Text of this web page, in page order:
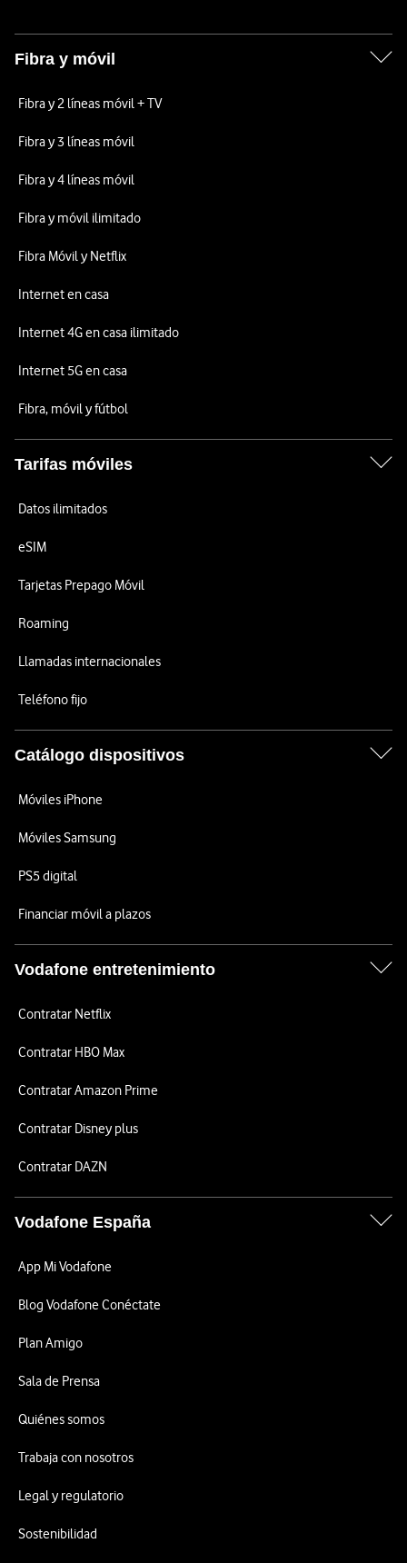
Fibra y móvil
Fibra y 2 líneas móvil + TV
Fibra y 3 líneas móvil
Fibra y 4 líneas móvil
Fibra y móvil ilimitado
Fibra Móvil y Netflix
Internet en casa
Internet 4G en casa ilimitado
Internet 5G en casa
Fibra, móvil y fútbol
Tarifas móviles
Datos ilimitados
eSIM
Tarjetas Prepago Móvil
Roaming
Llamadas internacionales
Teléfono fijo
Catálogo dispositivos
Móviles iPhone
Móviles Samsung
PS5 digital
Financiar móvil a plazos
Vodafone entretenimiento
Contratar Netflix
Contratar HBO Max
Contratar Amazon Prime
Contratar Disney plus
Contratar DAZN
Vodafone España
App Mi Vodafone
Blog Vodafone Conéctate
Plan Amigo
Sala de Prensa
Quiénes somos
Trabaja con nosotros
Legal y regulatorio
Sostenibilidad